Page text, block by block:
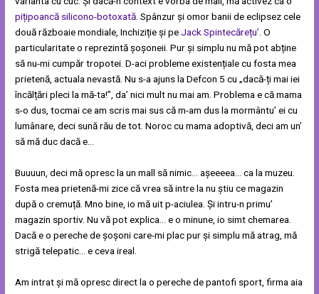
pițipoancă silicono-botoxată. Spânzur și omor banii de eclipsez cele
două războaie mondiale, Inchiziție și peJack Spintecărețu’. O
particularitate o reprezintă șoșoneii. Pur și simplu nu mă pot abține
să nu-mi cumpăr tropotei. D-aci probleme existențiale cu fosta mea
prietenă, actuala nevastă. Nu s-a ajuns la Defcon 5 cu „dacă-ți mai iei
încălțări pleci la mă-ta!”, da’ nici mult nu mai am. Problema e că mama
s-o dus, tocmai ce am scris mai sus că m-am dus la mormântu’ ei cu
lumânare, deci sună rău de tot. Noroc cu mama adoptivă, deci am un’
să mă duc dacă e…
Buuuun, deci mă opresc la un mall să nimic… așeeeea… ca la muzeu.
Fosta mea prietenă-mi zice că vrea să intre la nu știu ce magazin
după o cremuță. Mno bine, io mă uit p-aciulea. Și intru-n primu’
magazin sportiv. Nu vă pot explica… e o minune, io simt chemarea.
Dacă e o pereche de șoșoni care-mi plac pur și simplu mă atrag, mă
strigă telepatic… e ceva ireal.
Am intrat și mă opresc direct la o pereche de pantofi sport, firma aia